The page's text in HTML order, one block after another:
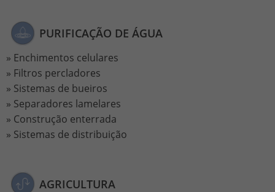
PURIFICAÇÃO DE ÁGUA
Enchimentos celulares
Filtros percladores
Sistemas de bueiros
Separadores lamelares
Construção enterrada
Sistemas de distribuição
AGRICULTURA